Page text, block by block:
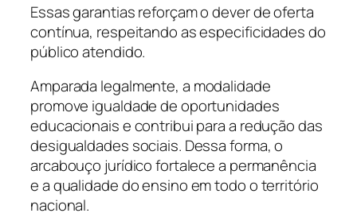
Essas garantias reforçam o dever de oferta
contínua, respeitando as especificidades do
público atendido.
Amparada legalmente, a modalidade
promove igualdade de oportunidades
educacionais e contribui para a redução das
desigualdades sociais. Dessa forma, o
arcabouço jurídico fortalece a permanência
e a qualidade do ensino em todo o território
nacional.